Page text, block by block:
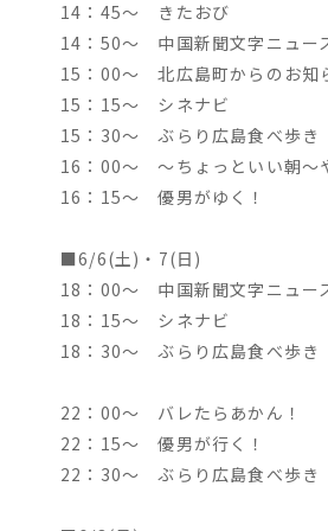
14：45～ きたおび
14：50～ 中国新聞文字ニュー
15：00～ 北広島町からのお知
15：15～ シネナビ
15：30～ ぶらり広島食べ歩き
16：00～ ～ちょっといい朝～
16：15～ 優男がゆく！
■6/6(土)・7(日)
18：00～ 中国新聞文字ニュー
18：15～ シネナビ
18：30～ ぶらり広島食べ歩き
22：00～ バレたらあかん！
22：15～ 優男が行く！
22：30～ ぶらり広島食べ歩き